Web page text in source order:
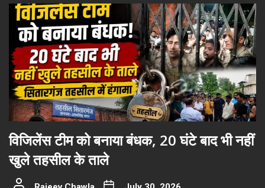
विजिलेंस टीम को बनाया बंधक, 20 घंटे बाद भी नहीं
खुले तहसील के ताले